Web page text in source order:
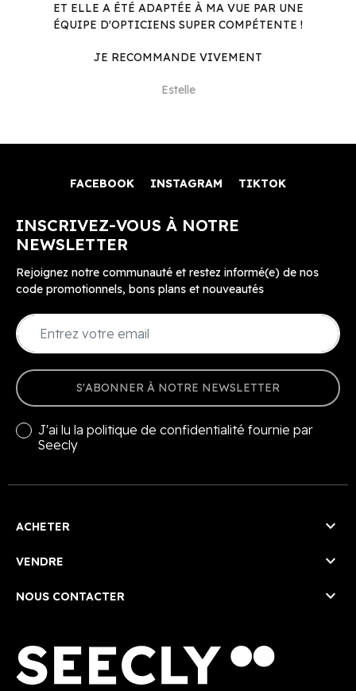
ET ELLE A ÉTÉ ADAPTÉE À MA VUE PAR UNE
ÉQUIPE D'OPTICIENS SUPER COMPÉTENTE !
JE RECOMMANDE VIVEMENT
Estelle
FACEBOOK INSTAGRAM TIKTOK
INSCRIVEZ-VOUS À NOTRE
NEWSLETTER
Rejoignez notre communauté et restez informé(e) de nos
code promotionnels, bons plans et nouveautés
S'ABONNER À NOTRE NEWSLETTER
J'ai lu la politique de confidentialité fournie par
Seecly
ACHETER 
VENDRE 
NOUS CONTACTER 